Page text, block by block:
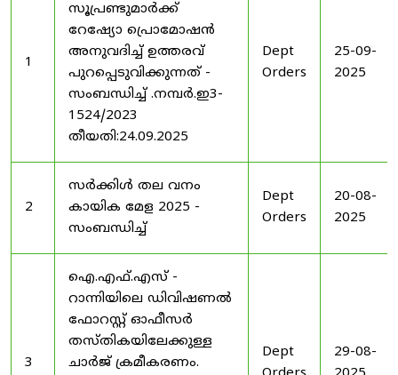
1
സൂപ്രണ്ടുമാർക്ക്
റേഷ്യോ പ്രൊമോഷൻ
അനുവദിച്ച് ഉത്തരവ്
പുറപ്പെടുവിക്കുന്നത് -
സംബന്ധിച്ച് .നമ്പർ.ഇ3-
1524/2023
തീയതി:24.09.2025
Dept
Orders
25-09-
2025
2
സർക്കിൾ തല വനം
കായിക മേള 2025 -
സംബന്ധിച്ച്
Dept
Orders
20-08-
2025
3
ഐ.എഫ്.എസ് -
റാന്നിയിലെ ഡിവിഷണൽ
ഫോറസ്റ്റ് ഓഫീസർ
തസ്തികയിലേക്കുള്ള
ചാർജ് ക്രമീകരണം.
Dept
29-08-